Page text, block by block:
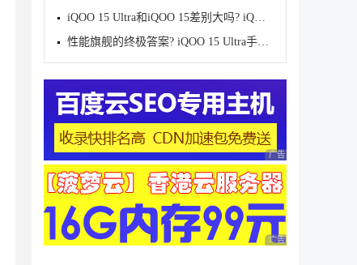
iQOO 15 Ultra和iQOO 15差别大吗? iQOO 15/Ultra区别
性能旗舰的终极答案? iQOO 15 Ultra手机全面评测
广告 商业广告，理性
广告 商业广告，理性